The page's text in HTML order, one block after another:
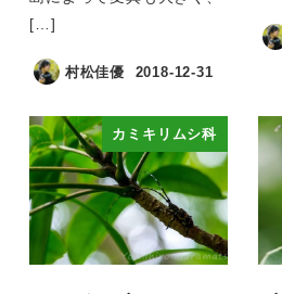
[…]
村松佳優 2018-12-31
カミキリムシ科